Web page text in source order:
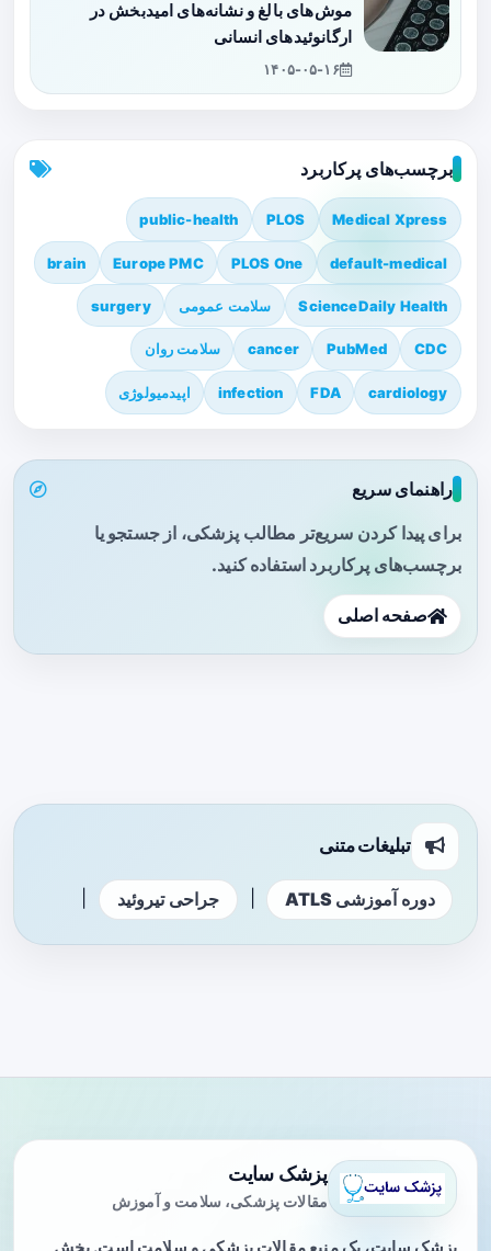
موش‌های بالغ و نشانه‌های امیدبخش در
ارگانوئیدهای انسانی
۱۴۰۵-۰۵-۱۶
برچسب‌های پرکاربرد
Medical Xpress
PLOS
public-health
default-medical
PLOS One
Europe PMC
brain
ScienceDaily Health سلامت عمومی surgery
CDC
PubMed
cancer سلامت روان
cardiology
FDA
infection اپیدمیولوژی
راهنمای سریع
برای پیدا کردن سریع‌تر مطالب پزشکی، از جستجو یا
برچسب‌های پرکاربرد استفاده کنید.
صفحه اصلی
تبلیغات متنی
دوره آموزشی ATLS جراحی تیروئید
پزشک سایت
مقالات پزشکی، سلامت و آموزش
پزشک سایت، یک منبع مقالات پزشکی و سلامت است. بخش